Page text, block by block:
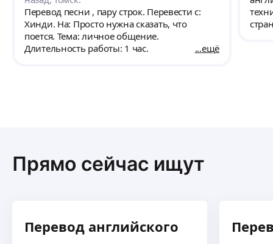
Перевод песни , пару строк. Перевести с:
Хинди. На: Просто нужна сказать, что
поется. Тема: личное общение.
Длительность работы: 1 час.
ещё
Прямо сейчас ищут
Перевод английского